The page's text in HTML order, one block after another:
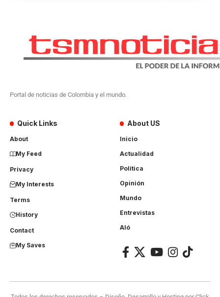
Portal de noticias de Colombia y el mundo.
Quick Links
About
My Feed
Privacy
My Interests
Terms
History
Contact
My Saves
About US
Inicio
Actualidad
Política
Opinión
Mundo
Entrevistas
Aló